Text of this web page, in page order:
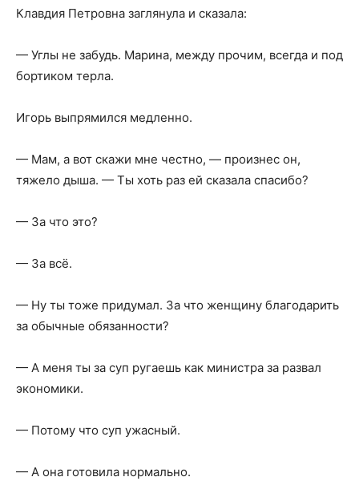
Клавдия Петровна заглянула и сказала:
— Углы не забудь. Марина, между прочим, всегда и под
бортиком терла.
Игорь выпрямился медленно.
— Мам, а вот скажи мне честно, — произнес он,
тяжело дыша. — Ты хоть раз ей сказала спасибо?
— За что это?
— За всё.
— Ну ты тоже придумал. За что женщину благодарить
за обычные обязанности?
— А меня ты за суп ругаешь как министра за развал
экономики.
— Потому что суп ужасный.
— А она готовила нормально.